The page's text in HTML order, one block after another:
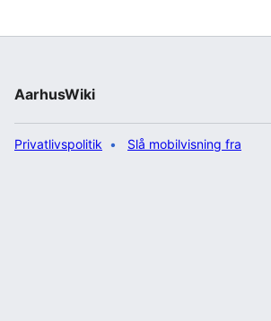
Stadsarkiv. |navn=Jesper Tørring
|erhverv=Atletikudøver, læge
AarhusWiki
Privatlivspolitik Slå mobilvisning fra